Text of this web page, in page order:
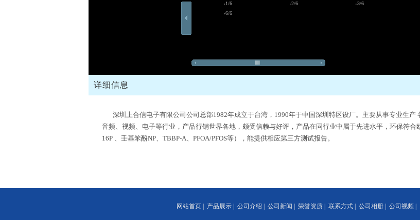
1/6 2/6 3/6
6/6
详细信息
深圳上合信电子有限公司公司总部1982年成立于台湾，1990年于中国深圳特区设厂。主要从事专业生产
音频、视频、电子等行业，产品行销世界各地，颇受信赖与好评，产品在同行业中属于先进水平，环保符合
16P 、壬基笨酚NP、TBBP-A、PFOA/PFOS等），能提供相应第三方测试报告。
网站首页 产品展示 公司介绍 公司新闻 荣誉资质 联系方式 公司相册 公司视频